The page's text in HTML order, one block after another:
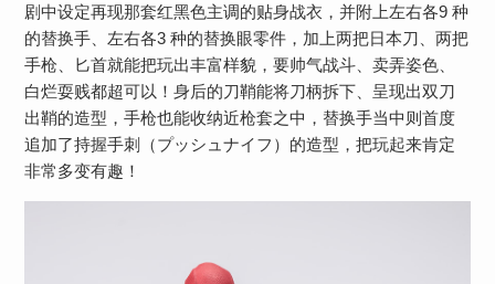
剧中设定再现那套红黑色主调的贴身战衣，并附上左右各9 种
的替换手、左右各3 种的替换眼零件，加上两把日本刀、两把
手枪、匕首就能把玩出丰富样貌，要帅气战斗、卖弄姿色、
白烂耍贱都超可以！身后的刀鞘能将刀柄拆下、呈现出双刀
出鞘的造型，手枪也能收纳近枪套之中，替换手当中则首度
追加了持握手刺（プッシュナイフ）的造型，把玩起来肯定
非常多变有趣！